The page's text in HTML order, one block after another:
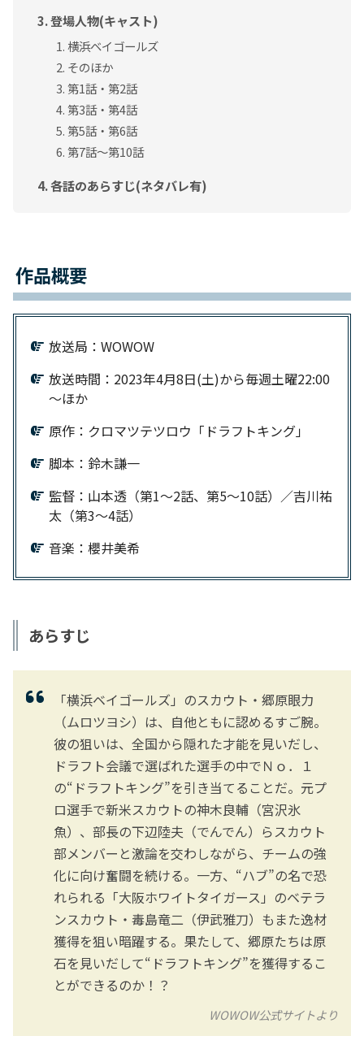
登場人物(キャスト)
横浜ベイゴールズ
そのほか
第1話・第2話
第3話・第4話
第5話・第6話
第7話～第10話
各話のあらすじ(ネタバレ有)
作品概要
放送局：WOWOW
放送時間：2023年4月8日(土)から毎週土曜22:00
～ほか
原作：クロマツテツロウ「ドラフトキング」
脚本：鈴木謙一
監督：山本透（第1～2話、第5～10話）／吉川祐
太（第3～4話）
音楽：櫻井美希
あらすじ
「横浜ベイゴールズ」のスカウト・郷原眼力
（ムロツヨシ）は、自他ともに認めるすご腕。
彼の狙いは、全国から隠れた才能を見いだし、
ドラフト会議で選ばれた選手の中でＮｏ．１
の“ドラフトキング”を引き当てることだ。元プ
ロ選手で新米スカウトの神木良輔（宮沢氷
魚）、部長の下辺陸夫（でんでん）らスカウト
部メンバーと激論を交わしながら、チームの強
化に向け奮闘を続ける。一方、“ハブ”の名で恐
れられる「大阪ホワイトタイガース」のベテラ
ンスカウト・毒島竜二（伊武雅刀）もまた逸材
獲得を狙い暗躍する。果たして、郷原たちは原
石を見いだして“ドラフトキング”を獲得するこ
とができるのか！？
WOWOW公式サイトより